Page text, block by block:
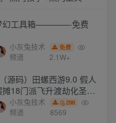
幻工具箱————-免费
小灰兔技术
频道
免费
2.1W+
源码）田螺西游9.0 假人
摊18门派飞升渡劫化圣助
最新BB谛听….
小灰兔技术
频道
298
8569